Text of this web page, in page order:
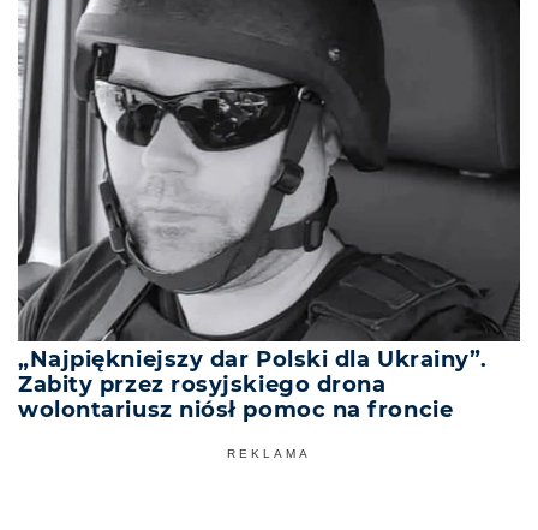
„Najpiękniejszy dar Polski dla Ukrainy”.
Zabity przez rosyjskiego drona
wolontariusz niósł pomoc na froncie
REKLAMA